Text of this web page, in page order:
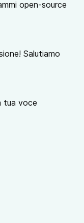
ambiente della
il computer
grafica
GNOME, che
e MacOS,
source/what-is-
open-source
Salutiamo
tua voce